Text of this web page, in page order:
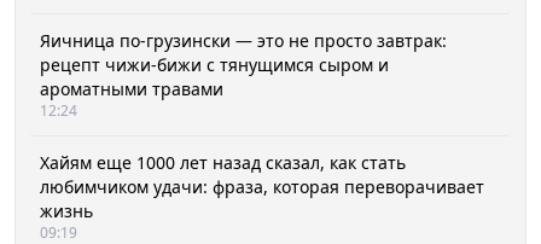
Яичница по-грузински — это не просто завтрак:
рецепт чижи-бижи с тянущимся сыром и
ароматными травами
12:24
Хайям еще 1000 лет назад сказал, как стать
любимчиком удачи: фраза, которая переворачивает
жизнь
09:19